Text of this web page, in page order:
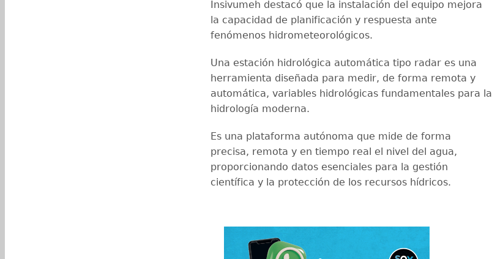
Insivumeh destacó que la instalación del equipo mejora
la capacidad de planificación y respuesta ante
fenómenos hidrometeorológicos.
Una estación hidrológica automática tipo radar es una
herramienta diseñada para medir, de forma remota y
automática, variables hidrológicas fundamentales para la
hidrología moderna.
Es una plataforma autónoma que mide de forma
precisa, remota y en tiempo real el nivel del agua,
proporcionando datos esenciales para la gestión
científica y la protección de los recursos hídricos.